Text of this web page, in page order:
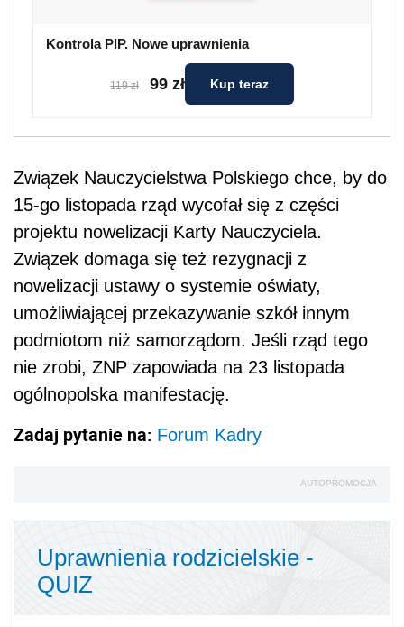
Kontrola PIP. Nowe uprawnienia
119 zł 99 zł Kup teraz
Związek Nauczycielstwa Polskiego chce, by do
15-go listopada rząd wycofał się z części
projektu nowelizacji Karty Nauczyciela.
Związek domaga się też rezygnacji z
nowelizacji ustawy o systemie oświaty,
umożliwiającej przekazywanie szkół innym
podmiotom niż samorządom. Jeśli rząd tego
nie zrobi, ZNP zapowiada na 23 listopada
ogólnopolska manifestację.
Zadaj pytanie na: Forum Kadry
AUTOPROMOCJA
Uprawnienia rodzicielskie -
QUIZ